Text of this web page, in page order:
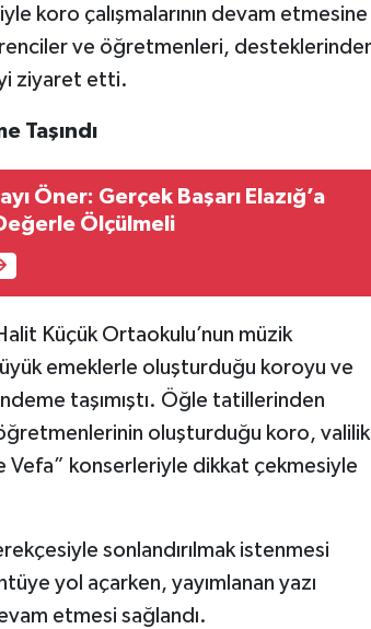
koro çalışmalarının devam etmesine
ve öğretmenleri,
ziyaret etti.
Taşındı
Öner: Gerçek Başarı Elazığ’a
Ölçülmeli
Küçük Ortaokulu’nun müzik
emeklerle oluşturduğu koroyu ve
taşımıştı. Öğle tatillerinden
oluşturduğu koro, valilik
Vefa” konserleriyle dikkat çekmesiyle
sonlandırılmak istenmesi
yol açarken, yayımlanan yazı
etmesi sağlandı.